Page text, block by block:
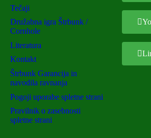
Tečaji
Družabna igra Štrbunk /
Cornhole
Literatura
Kontakt
Štrbunk Garancija in
navodila ravnanja
Pogoji uporabe spletne strani
Pravilnik o zasebnosti
spletne strani